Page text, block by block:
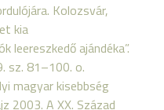
Kolozsvár,
kia
leereszkedő ajándéka”.
sz. 81–100. o.
magyar kisebbség
2003. A XX. Század